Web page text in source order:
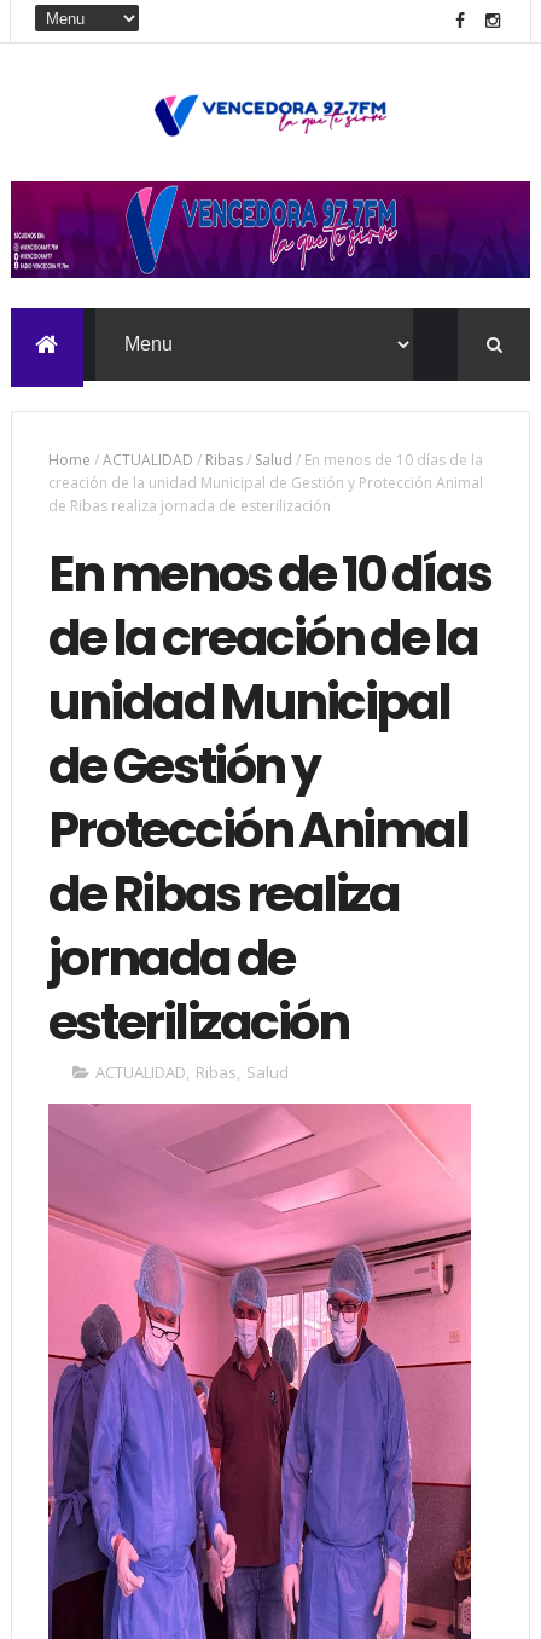
Home /ACTUALIDAD / Ribas/ Salud / En menos de 10 días de la
creación de la unidad Municipal de Gestión y Protección Animal
de Ribas realiza jornada de esterilización
En menos de 10 días
de la creación de la
unidad Municipal
de Gestión y
Protección Animal
de Ribas realiza
jornada de
esterilización
ACTUALIDAD, Ribas, Salud